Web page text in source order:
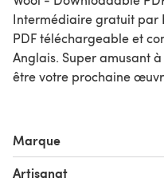
Intermédiaire gratuit par Novita, disponible au format
PDF téléchargeable et
Anglais. Super amusant
être votre prochaine
Marque
Artisanat